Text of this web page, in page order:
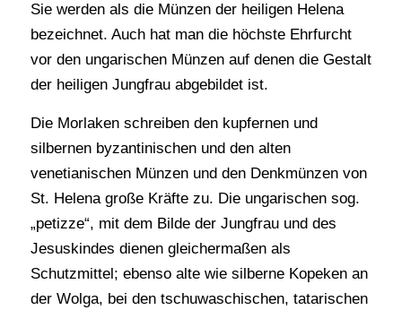
Sie werden als die Münzen der heiligen Helena
bezeichnet. Auch hat man die höchste Ehrfurcht
vor den ungarischen Münzen auf denen die Gestalt
der heiligen Jungfrau abgebildet ist.
Die Morlaken schreiben den kupfernen und
silbernen byzantinischen und den alten
venetianischen Münzen und den Denkmünzen von
St. Helena große Kräfte zu. Die ungarischen sog.
„petizze“, mit dem Bilde der Jungfrau und des
Jesuskindes dienen gleichermaßen als
Schutzmittel; ebenso alte wie silberne Kopeken an
der Wolga, bei den tschuwaschischen, tatarischen